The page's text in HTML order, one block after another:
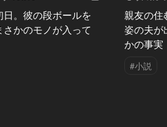
日。彼の段ボールを
かのモノが入って
親友の住
姿の夫
かの事実
#小説